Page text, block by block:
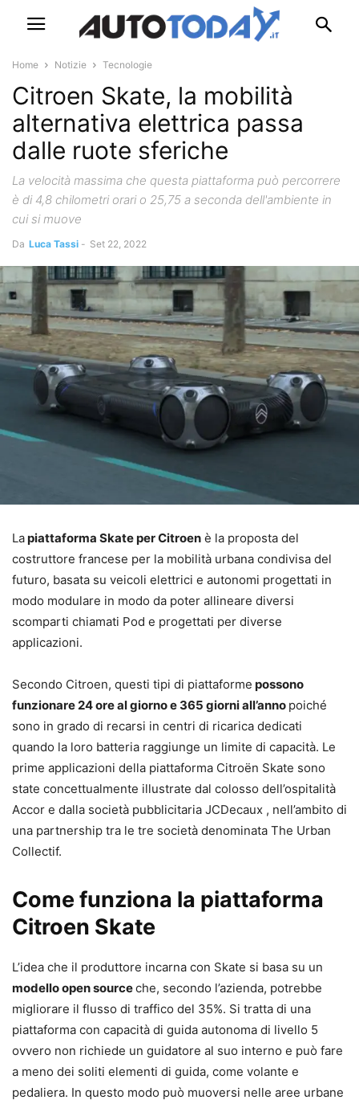
Home Notizie Tecnologie
Citroen Skate, la mobilità
alternativa elettrica passa
dalle ruote sferiche
La velocità massima che questa piattaforma può percorrere
è di 4,8 chilometri orari o 25,75 a seconda dell'ambiente in
cui si muove
Da Luca Tassi - Set 22, 2022
Lapiattaforma Skate per Citroen è la proposta del
costruttore francese per la mobilità urbana condivisa del
futuro, basata su veicoli elettrici e autonomi progettati in
modo modulare in modo da poter allineare diversi
scomparti chiamati Pod e progettati per diverse
applicazioni.
Secondo Citroen, questi tipi di piattaforme possono
funzionare 24 ore al giorno e 365 giorni all’anno poiché
sono in grado di recarsi in centri di ricarica dedicati
quando la loro batteria raggiunge un limite di capacità. Le
prime applicazioni della piattaforma Citroën Skate sono
state concettualmente illustrate dal colosso dell’ospitalità
Accor e dalla società pubblicitaria JCDecaux , nell’ambito di
una partnership tra le tre società denominata The Urban
Collectif.
Come funziona la piattaforma
Citroen Skate
L’idea che il produttore incarna con Skate si basa su un
modello open sourceche, secondo l’azienda, potrebbe
migliorare il flusso di traffico del 35%. Si tratta di una
piattaforma con capacità di guida autonoma di livello 5
ovvero non richiede un guidatore al suo interno e può fare
a meno dei soliti elementi di guida, come volante e
pedaliera. In questo modo può muoversi nelle aree urbane